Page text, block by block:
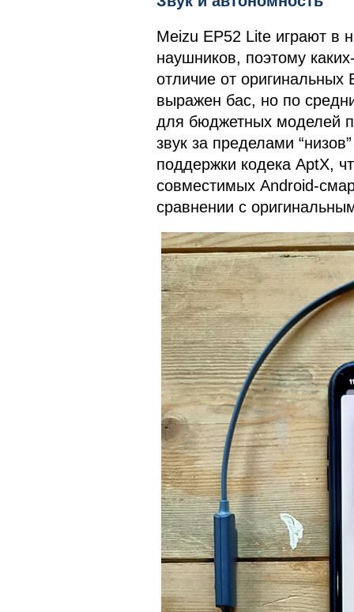
Meizu EP52 Lite играют в
наушников, поэтому
отличие от оригинальных
выражен бас, но по
для бюджетных моделей
звук за пределами
поддержки кодека AptX,
совместимых Android-
сравнении с